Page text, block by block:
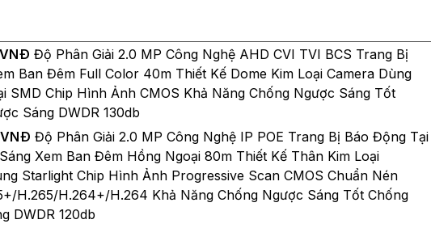
Độ Phân Giải 2.0 MP Công Nghệ AHD CVI TVI BCS Trang Bị
Ban Đêm Full Color 40m Thiết Kế Dome Kim Loại Camera Dùng
SMD Chip Hình Ảnh CMOS Khả Năng Chống Ngược Sáng Tốt
Sáng DWDR 130db
Độ Phân Giải 2.0 MP Công Nghệ IP POE Trang Bị Báo Động Tại
Xem Ban Đêm Hồng Ngoại 80m Thiết Kế Thân Kim Loại
Starlight Chip Hình Ảnh Progressive Scan CMOS Chuẩn Nén
H.265/H.264+/H.264 Khả Năng Chống Ngược Sáng Tốt Chống
DWDR 120db